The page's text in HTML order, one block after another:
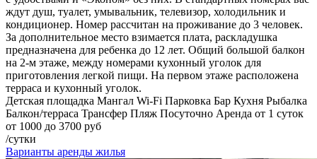
ждут душ, туалет, умывальник, телевизор, холодильник и
кондиционер. Номер рассчитан на проживание до 3 человек.
За дополнительное место взимается плата, раскладушка
предназначена для ребенка до 12 лет. Общий большой балкон
на 2-м этаже, между номерами кухонный уголок для
приготовления легкой пищи. На первом этаже расположена
терраса и кухонный уголок.
Детская площадка Мангал Wi-Fi Парковка Бар Кухня Рыбалка
Балкон/терраса Трансфер Пляж Посуточно Аренда от 1 суток
от 1000 до 3700 руб
/сутки
Варианты аренды жилья